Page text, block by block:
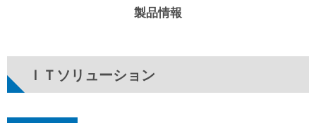
製品情報
ＩＴソリューション